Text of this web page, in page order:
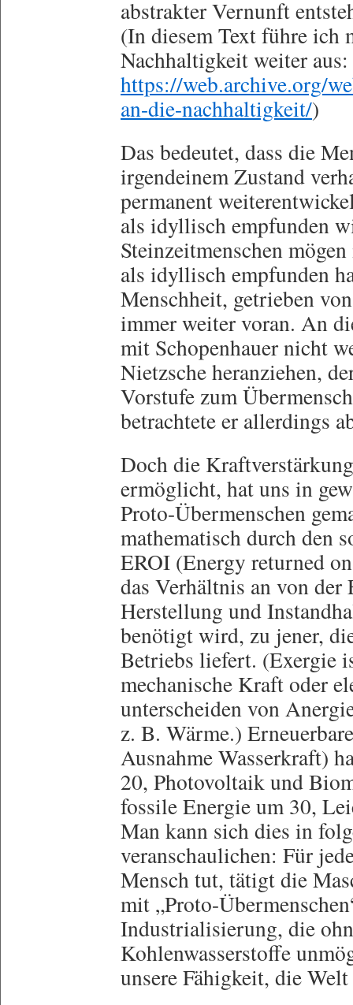
abstrakter Vernunft
(In diesem Text führe ich
Nachhaltigkeit weiter aus:
https://web.archive.org/
an-die-nachhaltigkeit/)
Das bedeutet, dass die
irgendeinem Zustand
permanent
als idyllisch empfunden
Steinzeitmenschen
als idyllisch empfunden
Menschheit, getrieben
immer weiter voran. An
mit Schopenhauer nicht
Nietzsche heranziehen,
Vorstufe zum
betrachtete er allerdings
Doch die
ermöglicht, hat uns in
Proto-Übermenschen
mathematisch durch den
EROI (Energy returned
das Verhältnis an von der
Herstellung und
benötigt wird, zu jener,
Betriebs liefert. (Exergie
mechanische Kraft oder
unterscheiden von
z. B. Wärme.)
Ausnahme Wasserkraft)
20, Photovoltaik und
fossile Energie um 30,
Man kann sich dies in
veranschaulichen: Für
Mensch tut, tätigt die
mit „Proto-
Industrialisierung, die
Kohlenwasserstoffe
unsere Fähigkeit, die